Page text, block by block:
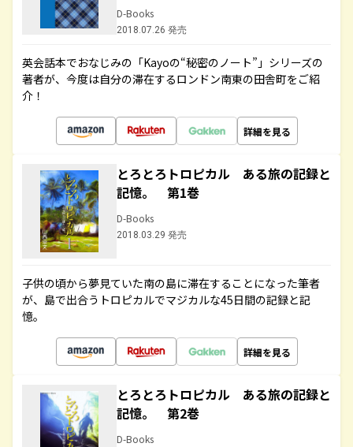
D-Books
2018.07.26 発売
英会話本でおなじみの「Kayoの“秘密のノート”」シリーズの
著者が、今度は自分の滞在するロンドン南東の田舎町をご紹
介！
詳細を見る
とろとろトロピカル ある旅の記録と
記憶。 第1巻
D-Books
2018.03.29 発売
子供の頃から夢見ていた南の島に滞在することになった筆者
が、島で出合うトロピカルでマジカルな45日間の記録と記
憶。
詳細を見る
とろとろトロピカル ある旅の記録と
記憶。 第2巻
D-Books